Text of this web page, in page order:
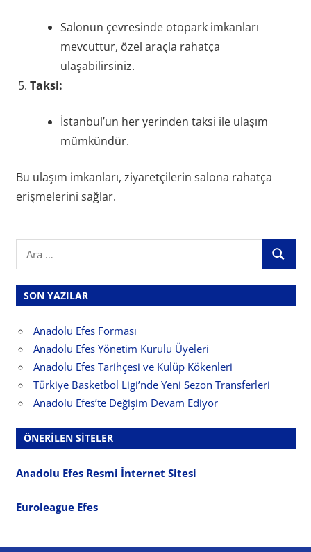
Salonun çevresinde otopark imkanları
mevcuttur, özel araçla rahatça
ulaşabilirsiniz.
Taksi:
İstanbul’un her yerinden taksi ile ulaşım
mümkündür.
Bu ulaşım imkanları, ziyaretçilerin salona rahatça
erişmelerini sağlar.
ARA
SON YAZILAR
Anadolu Efes Forması
Anadolu Efes Yönetim Kurulu Üyeleri
Anadolu Efes Tarihçesi ve Kulüp Kökenleri
Türkiye Basketbol Ligi’nde Yeni Sezon Transferleri
Anadolu Efes’te Değişim Devam Ediyor
ÖNERILEN SITELER
Anadolu Efes Resmi İnternet Sitesi
Euroleague Efes